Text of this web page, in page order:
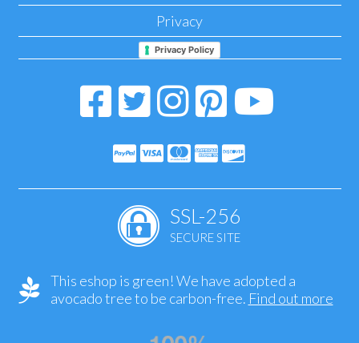
Privacy
Privacy Policy
SSL-256
SECURE SITE
This eshop is green! We have adopted a
avocado tree to be carbon-free. Find out more